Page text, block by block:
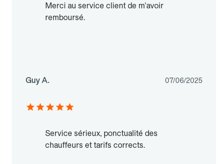
Merci au service client de m'avoir
remboursé.
Guy A. 07/06/2025
Service sérieux, ponctualité des
chauffeurs et tarifs corrects.